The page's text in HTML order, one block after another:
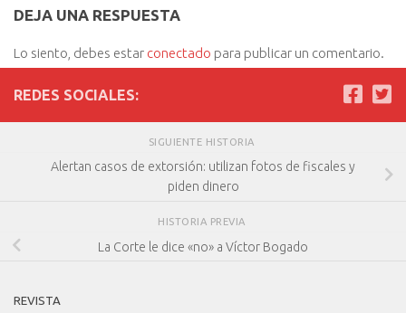
DEJA UNA RESPUESTA
Lo siento, debes estar conectado para publicar un comentario.
REDES SOCIALES:
SIGUIENTE HISTORIA
Alertan casos de extorsión: utilizan fotos de fiscales y
piden dinero
HISTORIA PREVIA
La Corte le dice «no» a Víctor Bogado
REVISTA